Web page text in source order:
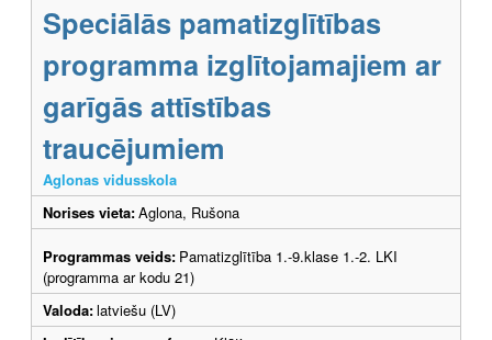
Speciālās pamatizglītības
programma izglītojamajiem ar
garīgās attīstības
traucējumiem
Aglonas vidusskola
Norises vieta:Aglona, Rušona
Programmas veids: Pamatizglītība 1.-9.klase 1.-2. LKI
(programma ar kodu 21)
Valoda:latviešu (LV)